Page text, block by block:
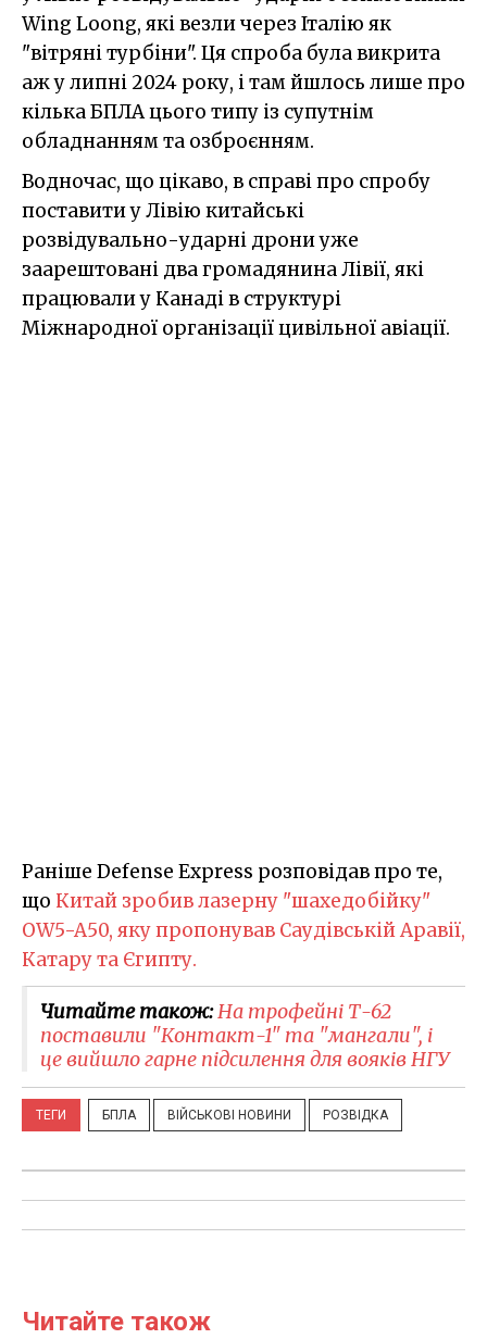
Wing Loong, які везли через Італію як
"вітряні турбіни". Ця спроба була викрита
аж у липні 2024 року, і там йшлось лише про
кілька БПЛА цього типу із супутнім
обладнанням та озброєнням.
Водночас, що цікаво, в справі про спробу
поставити у Лівію китайські
розвідувально-ударні дрони уже
заарештовані два громадянина Лівії, які
працювали у Канаді в структурі
Міжнародної організації цивільної авіації.
Раніше Defense Express розповідав про те,
що Китай зробив лазерну "шахедобійку"
OW5-A50, яку пропонував Саудівській Аравії,
Катару та Єгипту.
Читайте також:На трофейні Т-62
поставили "Контакт-1" та "мангали", і
це вийшло гарне підсилення для вояків НГУ
ТЕГИ БПЛА ВІЙСЬКОВІ НОВИНИ РОЗВІДКА
Читайте також